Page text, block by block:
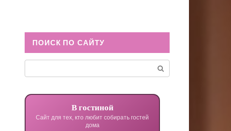
ПОИСК ПО САЙТУ
В гостиной
Сайт для тех, кто любит собирать гостей
дома